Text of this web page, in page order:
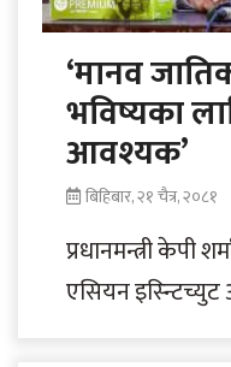
‘मानव
भविष्यका
आवश्यक’
बिहिबार, २१ चैत्र, २०८१
प्रधानमन्त्री केपी
एसियन